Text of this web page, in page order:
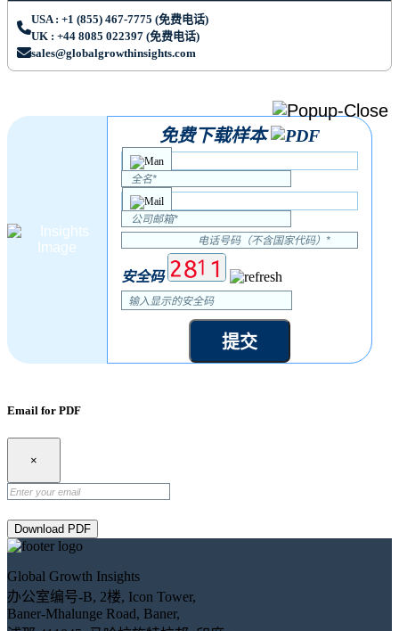
USA : +1 (855) 467-7775 (免费电话)
UK : +44 8085 022397 (免费电话)
sales@globalgrowthinsights.com
免费下载样本
安全码
提交
Email for PDF
×
Download PDF
Global Growth Insights
办公室编号-B, 2楼, Icon Tower,
Baner-Mhalunge Road, Baner,